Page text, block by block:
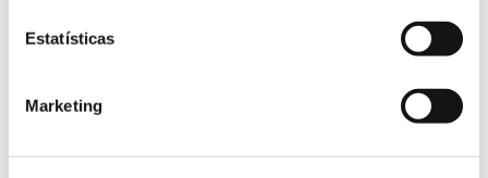
Estatísticas
Marketing
Liderada pelo INIAV – Instituto Nacional de